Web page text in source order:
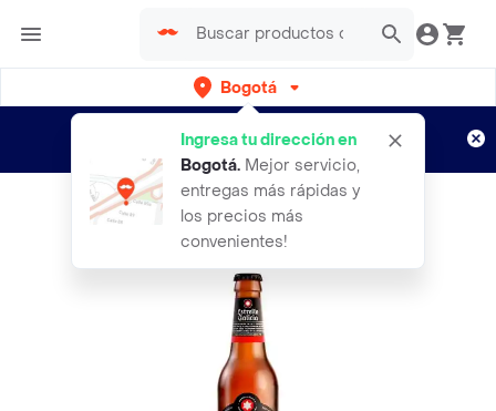
Bogotá
Ingresa tu dirección en
Bogotá. Mejor servicio,
entregas más rápidas y
los precios más
convenientes!
envíos gratis por semanas
Aplican TyC